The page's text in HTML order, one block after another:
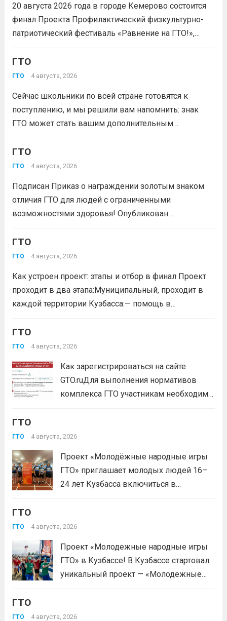
20 августа 2026 года в городе Кемерово состоится
финал Проекта Профилактический физкультурно-
патриотический фестиваль «Равнение на ГТО!»,
Первых-2026».В мероприятии примут участие
победители муниципального этапа проектной
Кузбасса.Состав команды 6 человек, 3 участника
из...Читать дальше
ГТО
ГТО 4 августа, 2026
Сейчас школьники по всей стране готовятся к
поступлению, и мы решили вам напомнить: знак
ГТО может стать вашим дополнительным
Многие университеты начисляют абитуриентам
баллы за индивидуальные достижения — и знак
ГТО
ГТО 4 августа, 2026
Подписан Приказ о награждении золотым знаком
отличия ГТО для людей с ограниченными
возможностями здоровья! Опубликован
Российской Федерации № 229 НГ от 22 июля 2026
года. Документ утверждает список граждан,
Всероссийского физкультурно-спортивного
комплекса...Читать дальше
ГТО
ГТО 4 августа, 2026
Как устроен проект: этапы и отбор в финал Проект
проходит в два этапа:Муниципальный, проходит в
каждой территории Кузбасса:— помощь в
класс по правильной технике выполнения
нормативов комплекса ГТО;— тренировочные
Читать дальше
ГТО
ГТО 4 августа, 2026
Как зарегистрироваться на сайте
GTO.ruДля выполнения нормативов
комплекса ГТО участникам необходимо
выбери своё муниципальное
приходи на площадку. Возьми
документ, удостоверяющий личность,
удобную спортивную форму и воду. На
ГТО
ГТО 4 августа, 2026
Проект «Молодёжные народные игры
ГТО» приглашает молодых людей 16–
24 лет Кузбасса включиться в
муниципальных и регионального
нормативы комплекса ГТО сочетаются
с народными играми, силовыми шоу и
инновационными надувными
ГТО
ГТО 4 августа, 2026
Проект «Молодежные народные игры
ГТО» в Кузбассе! В Кузбассе стартовал
уникальный проект — «Молодежные
молодежных проектов среди
ГТО
ГТО 4 августа, 2026